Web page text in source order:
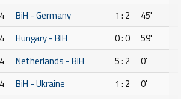
BiH - Germany 1 : 2
45'
Hungary - BIH 0 : 0
59'
Netherlands - BIH 5 : 2
0'
BiH - Ukraine 1 : 2
0'